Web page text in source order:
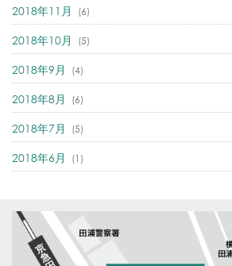
2018年11月 (6)
2018年10月 (5)
2018年9月 (4)
2018年8月 (6)
2018年7月 (5)
2018年6月 (1)